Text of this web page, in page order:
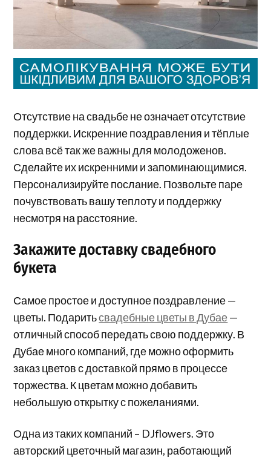
Отсутствие на свадьбе не означает отсутствие
поддержки. Искренние поздравления и тёплые
слова всё так же важны для молодоженов.
Сделайте их искренними и запоминающимися.
Персонализируйте послание. Позвольте паре
почувствовать вашу теплоту и поддержку
несмотря на расстояние.
Закажите доставку свадебного
букета
Самое простое и доступное поздравление —
цветы. Подаритьсвадебные цветы в Дубае—
отличный способ передать свою поддержку. В
Дубае много компаний, где можно оформить
заказ цветов с доставкой прямо в процессе
торжества. К цветам можно добавить
небольшую открытку с пожеланиями.
Одна из таких компаний – DJflowers. Это
авторский цветочный магазин, работающий